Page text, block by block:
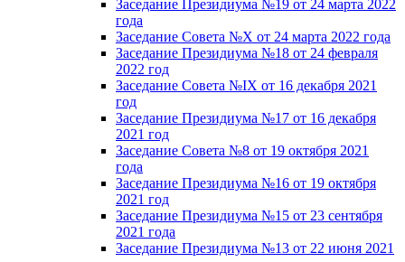
Заседание Президиума №19 от 24 марта 2022
года
Заседание Совета №X от 24 марта 2022 года
Заседание Президиума №18 от 24 февраля
2022 год
Заседание Совета №IX от 16 декабря 2021
год
Заседание Президиума №17 от 16 декабря
2021 год
Заседание Совета №8 от 19 октября 2021
года
Заседание Президиума №16 от 19 октября
2021 год
Заседание Президиума №15 от 23 сентября
2021 года
Заседание Президиума №13 от 22 июня 2021